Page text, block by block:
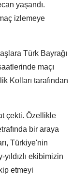
yaşandı.
izlemeye
Türk Bayrağı
maçı
Kolları tarafından
çekti. Özellikle
bir araya
Türkiye'nin
ekibimizin
etmeyi